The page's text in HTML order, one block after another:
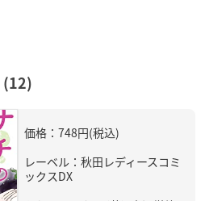
(12)
価格：748円(税込)
レーベル：秋田レディースコミ
ックスDX